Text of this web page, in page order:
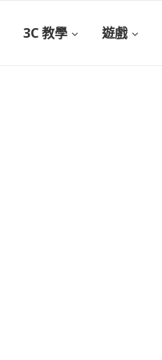
3C 教學 遊戲